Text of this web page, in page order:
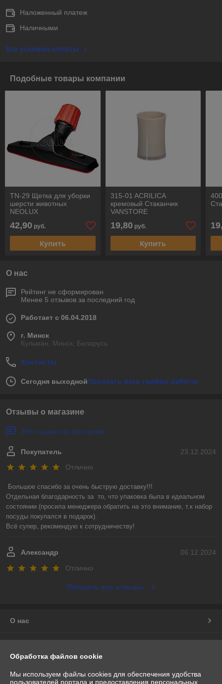
Наложенный платеж
Наличными
Все условия оплаты
Подобные товары компании
TN-29 Щетка для уборки
шерсти животных
NEOLUX
42,90 руб.
Купить
315-01 ACRILICA
кремовый Стаканчик
VANSTORE
19,80 руб.
Купить
О нас
Рейтинг не сформирован
Менее 5 отзывов за последний год
Работает с 06.04.2018
г. Минск
Кульман, Минск, Беларусь
Контакты
Сегодня выходнойПоказать весь график работы
Отзывы о магазине
359 отзывов за всё время
23.12.2024
Покупатель
Отлично
Большое спасибо за очень быструю доставку!!!
Отдельная благодарность за  то, что упаковка была в идеальном
состоянии (просила менеджера обратить на это внимание, т.к набор
посуды покупался в подарок).
Всё супер, рекомендую к сотрудничеству!
06.12.2024
Александр
Отлично
Показать все отзывы
О нас
Обработка файлов cookie
Мы используем файлы cookies для обеспечения удобства
пользователей портала и предоставления персональных